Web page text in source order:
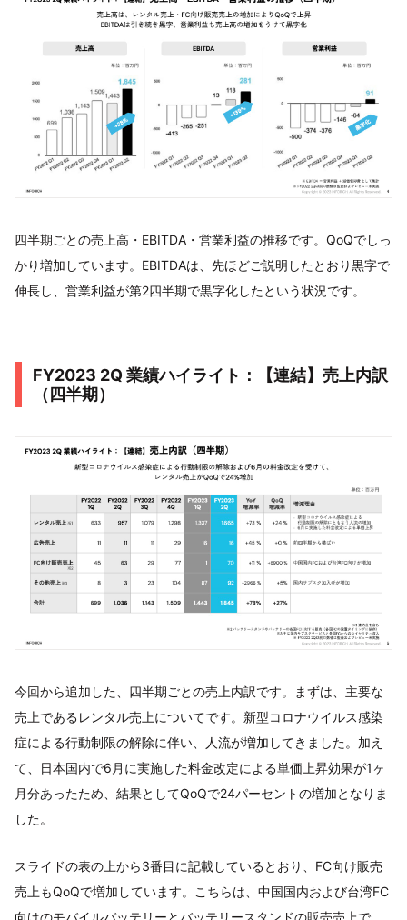
四半期ごとの売上高・EBITDA・営業利益の推移です。QoQでしっ
かり増加しています。EBITDAは、先ほどご説明したとおり黒字で
伸長し、営業利益が第2四半期で黒字化したという状況です。
FY2023 2Q 業績ハイライト：【連結】売上内訳
（四半期）
今回から追加した、四半期ごとの売上内訳です。まずは、主要な
売上であるレンタル売上についてです。新型コロナウイルス感染
症による行動制限の解除に伴い、人流が増加してきました。加え
て、日本国内で6月に実施した料金改定による単価上昇効果が1ヶ
月分あったため、結果としてQoQで24パーセントの増加となりま
した。
スライドの表の上から3番目に記載しているとおり、FC向け販売
売上もQoQで増加しています。こちらは、中国国内および台湾FC
向けのモバイルバッテリーとバッテリースタンドの販売売上で